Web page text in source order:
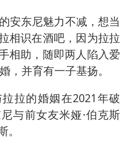
安东尼魅力不减，想当
相识在酒吧，因为拉拉
相助，随即两人陷入爱
，并育有一子基扬。
拉的婚姻在2021年破
与前女友米娅·伯克斯